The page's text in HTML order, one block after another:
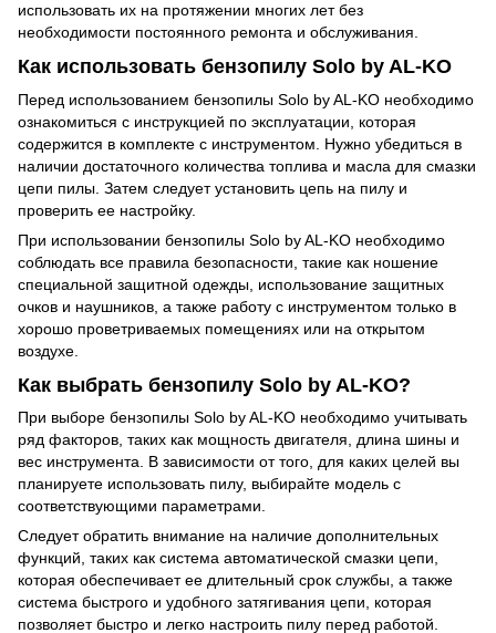
использовать их на протяжении многих лет без
необходимости постоянного ремонта и обслуживания.
Как использовать бензопилу Solo by AL-KO
Перед использованием бензопилы Solo by AL-KO необходимо
ознакомиться с инструкцией по эксплуатации, которая
содержится в комплекте с инструментом. Нужно убедиться в
наличии достаточного количества топлива и масла для смазки
цепи пилы. Затем следует установить цепь на пилу и
проверить ее настройку.
При использовании бензопилы Solo by AL-KO необходимо
соблюдать все правила безопасности, такие как ношение
специальной защитной одежды, использование защитных
очков и наушников, а также работу с инструментом только в
хорошо проветриваемых помещениях или на открытом
воздухе.
Как выбрать бензопилу Solo by AL-KO?
При выборе бензопилы Solo by AL-KO необходимо учитывать
ряд факторов, таких как мощность двигателя, длина шины и
вес инструмента. В зависимости от того, для каких целей вы
планируете использовать пилу, выбирайте модель с
соответствующими параметрами.
Следует обратить внимание на наличие дополнительных
функций, таких как система автоматической смазки цепи,
которая обеспечивает ее длительный срок службы, а также
система быстрого и удобного затягивания цепи, которая
позволяет быстро и легко настроить пилу перед работой.